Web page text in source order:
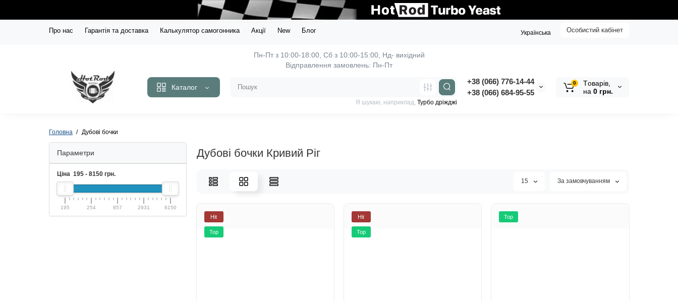
Про нас Гарантія та доставка Калькулятор самогонника Акції New Блог Особистий кабінет
Українська
Каталог
Пн-Пт з 10:00-18:00,
Відправлення замовлень: Пн-Пт
+38 (066) 776-14-44
‭+38 (066) 684-95-55‬
Я шукаю, наприклад, Турбо дріжджі
0
Tоварів,
на 0 грн.
Головна Дубові бочки
Параметри
Ціна 195 - 8150 грн.
195 254 857 2931 8150
Дубові бочки Кривий Ріг
15 За замовчуванням
Hit
Top
Hit
Top
Top